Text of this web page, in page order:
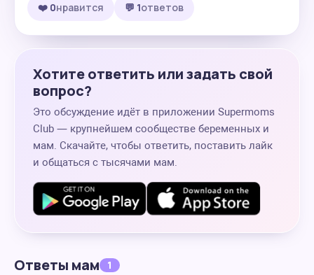
❤️ 0нравится 💬 1ответов
Хотите ответить или задать свой
вопрос?
Это обсуждение идёт в приложении Supermoms
Club — крупнейшем сообществе беременных и
мам. Скачайте, чтобы ответить, поставить лайк
и общаться с тысячами мам.
Ответы мам 1